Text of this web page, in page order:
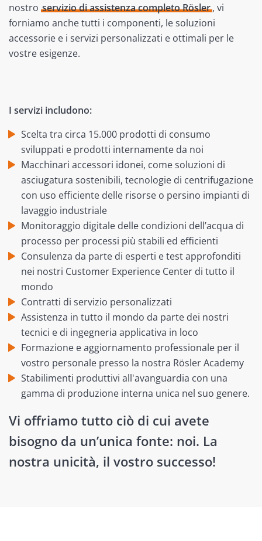
nostro servizio di assistenza completo Rösler, vi
forniamo anche tutti i componenti, le soluzioni
accessorie e i servizi personalizzati e ottimali per le
vostre esigenze.
I servizi includono:
Scelta tra circa 15.000 prodotti di consumo
sviluppati e prodotti internamente da noi
Macchinari accessori idonei, come soluzioni di
asciugatura sostenibili, tecnologie di centrifugazione
con uso efficiente delle risorse o persino impianti di
lavaggio industriale
Monitoraggio digitale delle condizioni dell’acqua di
processo per processi più stabili ed efficienti
Consulenza da parte di esperti e test approfonditi
nei nostri Customer Experience Center di tutto il
mondo
Contratti di servizio personalizzati
Assistenza in tutto il mondo da parte dei nostri
tecnici e di ingegneria applicativa in loco
Formazione e aggiornamento professionale per il
vostro personale presso la nostra Rösler Academy
Stabilimenti produttivi all'avanguardia con una
gamma di produzione interna unica nel suo genere.
Vi offriamo tutto ciò di cui avete
bisogno da un’unica fonte: noi. La
nostra unicità, il vostro successo!